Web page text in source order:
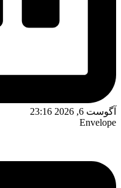
آگوست 6, 2026 23:16
Envelope